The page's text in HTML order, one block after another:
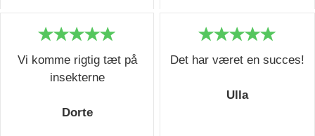
Vi komme rigtig tæt på
insekterne
Dorte
Det har været en succes!
Ulla